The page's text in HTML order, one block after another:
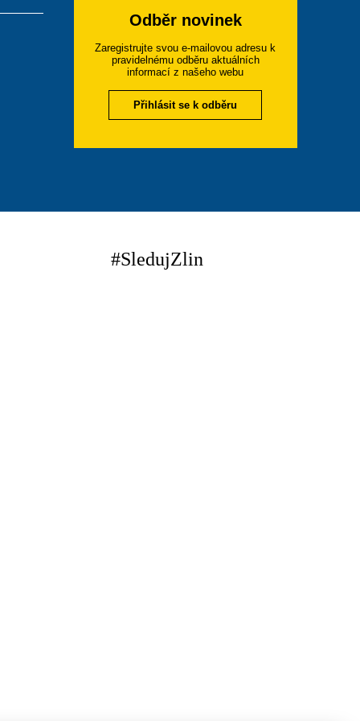
Odběr novinek
Zaregistrujte svou e-mailovou adresu k
pravidelnému odběru aktuálních
informací z našeho webu
Přihlásit se k odběru
#SledujZlin